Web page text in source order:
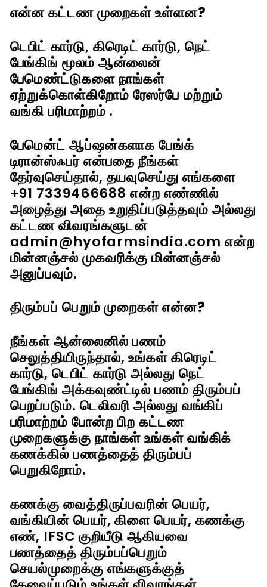
என்ன கட்டண முறைகள் உள்ளன?
டெபிட் கார்டு, கிரெடிட் கார்டு, நெட்
பேங்கிங் மூலம் ஆன்லைன்
பேமெண்ட்டுகளை நாங்கள்
ஏற்றுக்கொள்கிறோம் ரேஸர்பே மற்றும்
வங்கி பரிமாற்றம் .
பேமென்ட் ஆப்ஷன்களாக பேங்க்
டிரான்ஸ்ஃபர் என்பதை நீங்கள்
தேர்வுசெய்தால், தயவுசெய்து எங்களை
+91 7339466688 என்ற எண்ணில்
அழைத்து அதை உறுதிப்படுத்தவும் அல்லது
கட்டண விவரங்களுடன்
admin@hyofarmsindia.com என்ற
மின்னஞ்சல் முகவரிக்கு மின்னஞ்சல்
அனுப்பவும்.
திரும்பப் பெறும் முறைகள் என்ன?
நீங்கள் ஆன்லைனில் பணம்
செலுத்தியிருந்தால், உங்கள் கிரெடிட்
கார்டு, டெபிட் கார்டு அல்லது நெட்
பேங்கிங் அக்கவுண்ட்டில் பணம் திரும்பப்
பெறப்படும். டெலிவரி அல்லது வங்கிப்
பரிமாற்றம் போன்ற பிற கட்டண
முறைகளுக்கு நாங்கள் உங்கள் வங்கிக்
கணக்கில் பணத்தைத் திரும்பப்
பெறுகிறோம்.
கணக்கு வைத்திருப்பவரின் பெயர்,
வங்கியின் பெயர், கிளை பெயர், கணக்கு
எண், IFSC குறியீடு ஆகியவை
பணத்தைத் திரும்பப்பெறும்
செயல்முறைக்கு எங்களுக்குத்